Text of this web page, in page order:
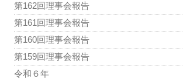
第162回理事会報告
第161回理事会報告
第160回理事会報告
第159回理事会報告
令和６年